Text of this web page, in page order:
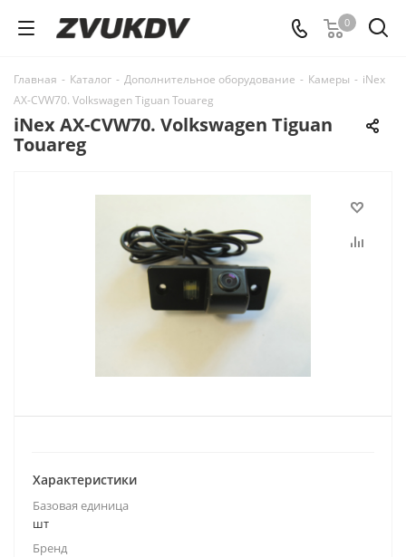
0
Главная - Каталог - Дополнительное оборудование - Камеры - iNex
AX-CVW70. Volkswagen Tiguan Touareg
iNex AX-CVW70. Volkswagen Tiguan
Touareg
Характеристики
Базовая единица
шт
Бренд